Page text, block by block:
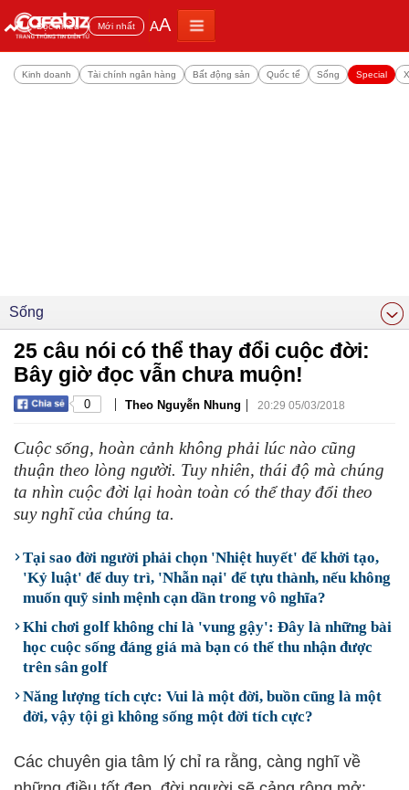
Đọc nhiều Mới nhất AA
Kinh doanh Tài chính ngân hàng Bất động sản Quốc tế Sống Special
Sống
25 câu nói có thể thay đổi cuộc đời:
Bây giờ đọc vẫn chưa muộn!
0 | Theo Nguyễn Nhung | 20:29 05/03/2018
Cuộc sống, hoàn cảnh không phải lúc nào cũng
thuận theo lòng người. Tuy nhiên, thái độ mà chúng
ta nhìn cuộc đời lại hoàn toàn có thể thay đổi theo
suy nghĩ của chúng ta.
Tại sao đời người phải chọn 'Nhiệt huyết' để khởi tạo,
'Kỷ luật' để duy trì, 'Nhẫn nại' để tựu thành, nếu không
muốn quỹ sinh mệnh cạn dần trong vô nghĩa?
Khi chơi golf không chỉ là 'vung gậy': Đây là những bài
học cuộc sống đáng giá mà bạn có thể thu nhận được
trên sân golf
Năng lượng tích cực: Vui là một đời, buồn cũng là một
đời, vậy tội gì không sống một đời tích cực?
Các chuyên gia tâm lý chỉ ra rằng, càng nghĩ về